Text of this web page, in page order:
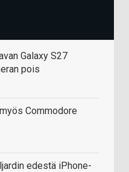
Galaxy S27
pois
Commodore
edestä iPhone-